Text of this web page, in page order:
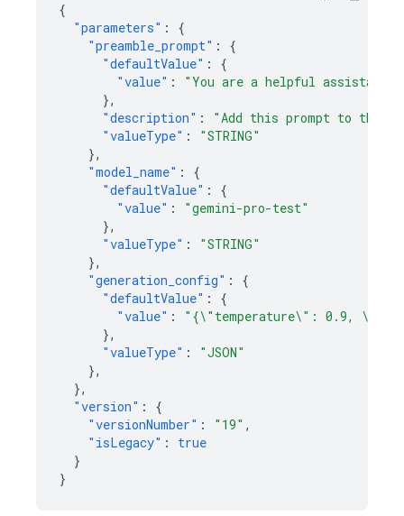
{
"parameters" :
{
"preamble_prompt" :
{
"defaultValue" :
{
"value" :
"You are a helpful assistant
},
"description" :
"Add this prompt to the
"valueType" :
"STRING"
},
"model_name" :
{
"defaultValue" :
{
"value" :
"gemini-pro-test"
},
"valueType" :
"STRING"
},
"generation_config" :
{
"defaultValue" :
{
"value" :
"{\"temperature\": 0.9,
},
"valueType" :
"JSON"
},
},
"version" :
{
"versionNumber" : "19" ,
"isLegacy" :
true
}
}